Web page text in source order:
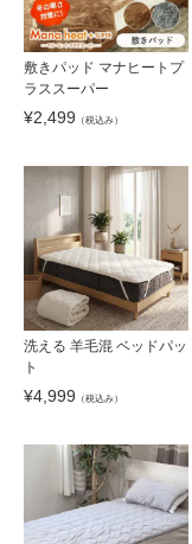
敷きパッド マナヒートプ
ラススーパー
¥2,499 （税込み）
洗える 羊毛混 ベッドパッ
ト
¥4,999 （税込み）